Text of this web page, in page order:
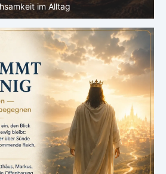
im Alltag